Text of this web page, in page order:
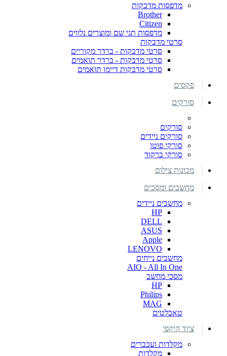
מדפסות מדבקות
Brother
Citizen
מדפסות תגי שם ומוצרים נלווים
סרטי מדבקות
סרטי מדבקות - ברדר מקוריים
סרטי מדבקות - ברדר תואמים
סרטי מדבקות דיימו תואמים
פקסים
סורקים
סורקים
סורקים ניידים
סורקי פוטו
סורקי ברקוד
מכונות צילום
מחשבים ומסכים
מחשבים ניידים
HP
DELL
ASUS
Apple
LENOVO
מחשבים נייחים
AIO - All In One
מסכי מחשב
HP
Philips
MAG
טאבלטים
ציוד היקפי
מקלדות ועכברים
מקלדות